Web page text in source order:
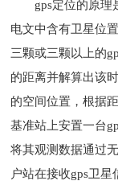
gps定位的原理
电文中含有卫星位
三颗或三颗以上的
的距离并解算出该
的空间位置，根据
基准站上安置一台
将其观测数据通过
户站在接收gps卫